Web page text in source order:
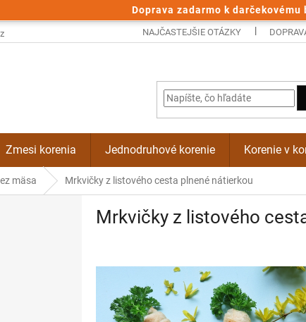
Doprava zadarmo k
NAJČASTEJŠIE OTÁZKY
Zmesi korenia Jednodruhové korenie Korenie v
mäsa Mrkvičky z listového cesta plnené nátierkou
Mrkvičky z listového